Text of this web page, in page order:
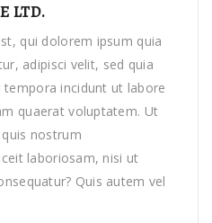
LTD.
qui dolorem ipsum quia
adipisci velit, sed quia
incidunt ut labore
quaerat voluptatem. Ut
nostrum
laboriosam, nisi ut
Quis autem vel